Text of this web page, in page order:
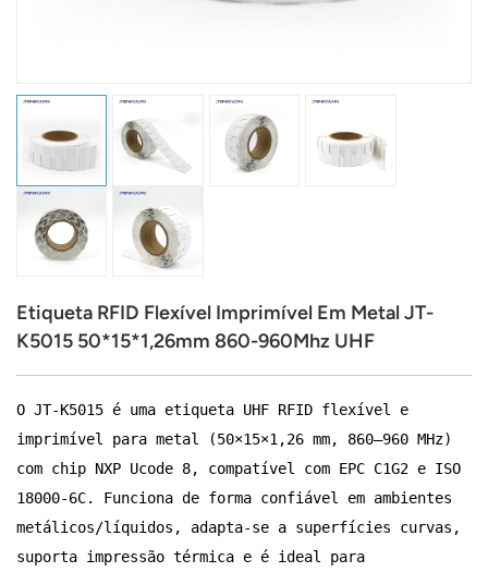
Türk
Tiếng Việt
norsk
magyar
Etiqueta RFID Flexível Imprimível Em Metal JT-
K5015 50*15*1,26mm 860-960Mhz UHF
O JT-K5015 é uma etiqueta UHF RFID flexível e
imprimível para metal (50×15×1,26 mm, 860–960 MHz)
com chip NXP Ucode 8, compatível com EPC C1G2 e ISO
18000-6C. Funciona de forma confiável em ambientes
metálicos/líquidos, adapta-se a superfícies curvas,
suporta impressão térmica e é ideal para